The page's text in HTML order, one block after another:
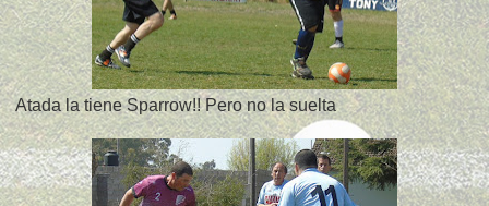
Atada la tiene Sparrow!! Pero no la suelta